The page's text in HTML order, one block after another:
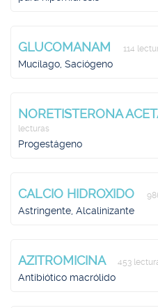
GLUCOMANAM 114
Mucílago, Saciógeno
NORETISTERONA
lecturas
Progestágeno
CALCIO HIDROXIDO
Astringente, Alcalinizante
AZITROMICINA 453
Antibiótico macrólido